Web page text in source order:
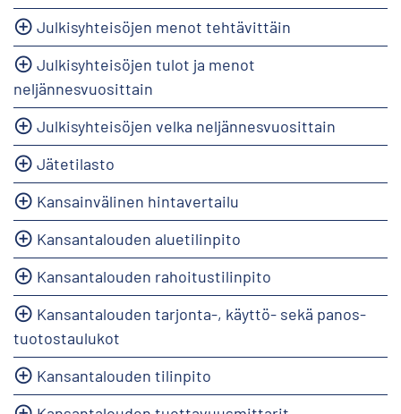
Julkisyhteisöjen menot tehtävittäin
Julkisyhteisöjen tulot ja menot
neljännesvuosittain
Julkisyhteisöjen velka neljännesvuosittain
Jätetilasto
Kansainvälinen hintavertailu
Kansantalouden aluetilinpito
Kansantalouden rahoitustilinpito
Kansantalouden tarjonta-, käyttö- sekä panos-
tuotostaulukot
Kansantalouden tilinpito